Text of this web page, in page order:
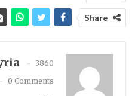
Share
3860
0 Comments